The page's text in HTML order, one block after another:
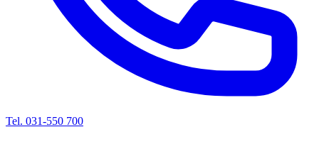
Tel. 031-550 700